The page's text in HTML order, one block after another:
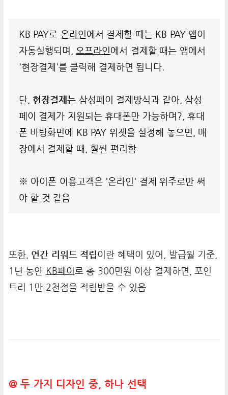
KB PAY로 온라인에서 결제할 때는 KB PAY 앱이
자동실행되며, 오프라인에서 결제할 때는 앱에서
'현장결제'를 클릭해 결제하면 됩니다.
단, 현장결제는 삼성페이 결제방식과 같아, 삼성
페이 결제가 지원되는 휴대폰만 가능하며?, 휴대
폰 바탕화면에 KB PAY 위젯을 설정해 놓으면, 매
장에서 결제할 때, 훨씬 편리함
※ 아이폰 이용고객은 '온라인' 결제 위주로만 써
야 할 것 같음
또한, 연간 리워드 적립이란 혜택이 있어, 발급월 기준,
1년 동안 KB페이 로 총 300만원 이상 결제하면, 포인
트리 1만 2천점을 적립받을 수 있음
@ 두 가지 디자인 중, 하나 선택